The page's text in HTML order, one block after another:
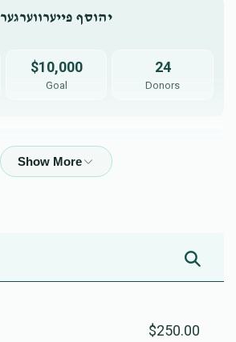
יהוסף פייערווערגער
$10,000
Goal
24
Donors
דוד אלי ברילל
משה שמואל קאהן
22
$250.00